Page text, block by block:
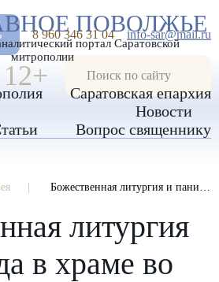
ШРИФТА А А А
ПОВОЛЖЬЕ
портал Саратовской
митрополии
8 960 346 31 04 info-sar@mail.ru
12+
Саратовская епархия
Новости
Вопрос священнику
Божественная литургия и панихида в храме во имя святителя и чудотворца Николая на Елшанском кладбище г. Саратова
литургия
в храме во